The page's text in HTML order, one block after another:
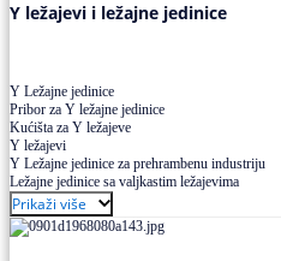
Y ležajevi i ležajne jedinice
Y Ležajne jedinice
Pribor za Y ležajne jedinice
Kućišta za Y ležajeve
Y ležajevi
Y Ležajne jedinice za prehrambenu industriju
Ležajne jedinice sa valjkastim ležajevima
Prikaži više